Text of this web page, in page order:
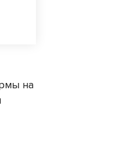
на